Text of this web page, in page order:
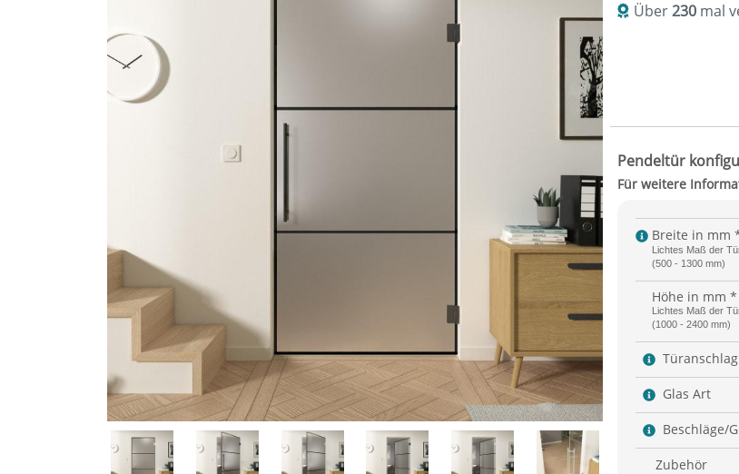
Über230 mal
Breite in mm
Lichtes Maß der
(500 - 1300 mm)
Höhe in mm *
Lichtes Maß der
(1000 - 2400 mm)
Türanschlag
Glas Art
Beschläge/
Zubehör